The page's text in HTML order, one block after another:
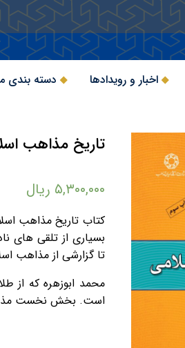
اخبار و رویدادها دسته بندی
تاریخ مذاهب
۵,۳۰۰,۰۰۰ ریال
کتاب تاریخ مذاهب
بسیاری از تلقی های
تا گزارشی از مذاهب
محمد ابوزهره که از
است. بخش نخست